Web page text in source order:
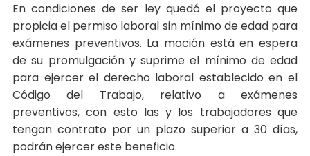
En condiciones de ser ley quedó el proyecto que
propicia el permiso laboral sin mínimo de edad para
exámenes preventivos. La moción está en espera
de su promulgación y suprime el mínimo de edad
para ejercer el derecho laboral establecido en el
Código del Trabajo, relativo a exámenes
preventivos, con esto las y los trabajadores que
tengan contrato por un plazo superior a 30 días,
podrán ejercer este beneficio.